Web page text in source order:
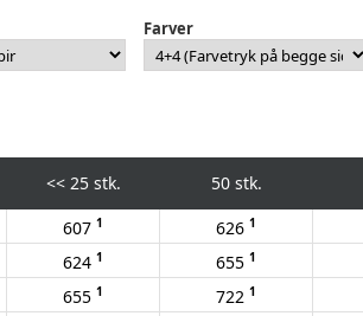
Farver
<<25 stk. 50 stk.
607 1 626 1
624 1 655 1
655 1 722 1